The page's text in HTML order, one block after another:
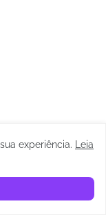
experiência.
Leia